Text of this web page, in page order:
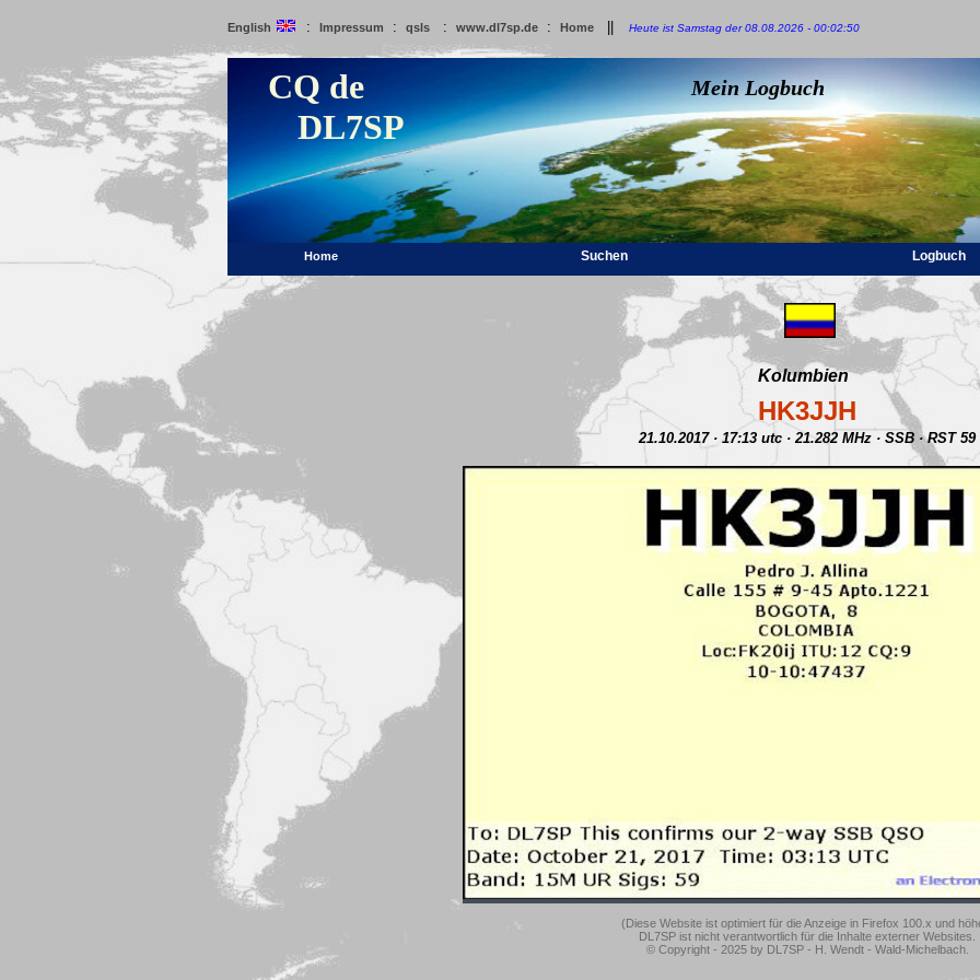
English : Impressum : qsls : www.dl7sp.de : Home Heute ist Samstag der 08.08.2026 - 00:02:50
CQ de
DL7SP
Mein Logbuch
Home Suchen Logbuch
Kolumbien
HK3JJH
21.10.2017 · 17:13 utc · 21.282 MHz · SSB · RST 59
(Diese Website ist optimiert für die Anzeige in Firefox 100.x und
DL7SP ist nicht verantwortlich für die Inhalte externer Websites.
© Copyright - 2025 by DL7SP - H. Wendt - Wald-Michelbach.